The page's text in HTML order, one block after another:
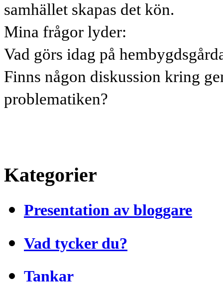
samhället skapas det kön.
Mina frågor lyder:
Vad görs idag på
Finns någon diskussion kring
problematiken?
Kategorier
Presentation av bloggare
Vad tycker du?
Tankar